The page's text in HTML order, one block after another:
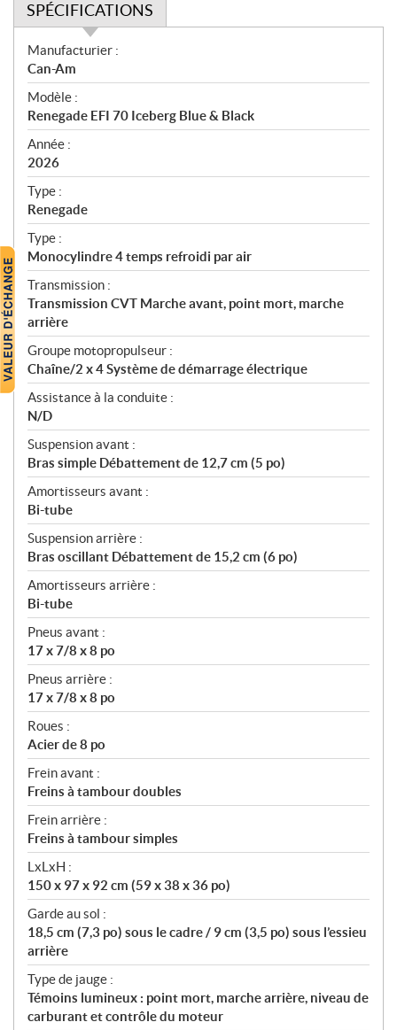
SPÉCIFICATIONS
S
p
é
c
i
f
i
c
a
t
i
o
n
s
Manufacturier :
Can-Am
Modèle :
Renegade EFI 70 Iceberg Blue & Black
Année :
2026
Type :
Renegade
Type :
Monocylindre 4 temps refroidi par air
Transmission :
Transmission CVT Marche avant, point mort, marche
arrière
Groupe motopropulseur :
Chaîne/2 x 4 Système de démarrage électrique
Assistance à la conduite :
N/D
Suspension avant :
Bras simple Débattement de 12,7 cm (5 po)
Amortisseurs avant :
Bi-tube
Suspension arrière :
Bras oscillant Débattement de 15,2 cm (6 po)
Amortisseurs arrière :
Bi-tube
Pneus avant :
17 x 7/8 x 8 po
Pneus arrière :
17 x 7/8 x 8 po
Roues :
Acier de 8 po
Frein avant :
Freins à tambour doubles
Frein arrière :
Freins à tambour simples
LxLxH :
150 x 97 x 92 cm (59 x 38 x 36 po)
Garde au sol :
18,5 cm (7,3 po) sous le cadre / 9 cm (3,5 po) sous l’essieu
arrière
Type de jauge :
Témoins lumineux : point mort, marche arrière, niveau de
carburant et contrôle du moteur